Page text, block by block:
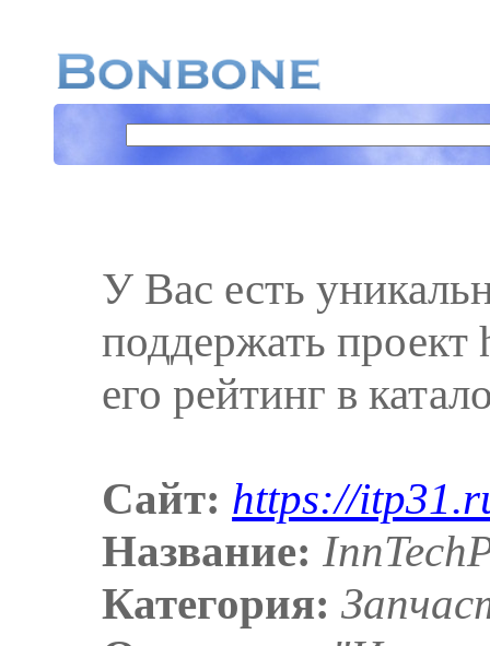
У Вас есть
поддержать
его рейтинг в
Сайт: https://
Название:
Категория: